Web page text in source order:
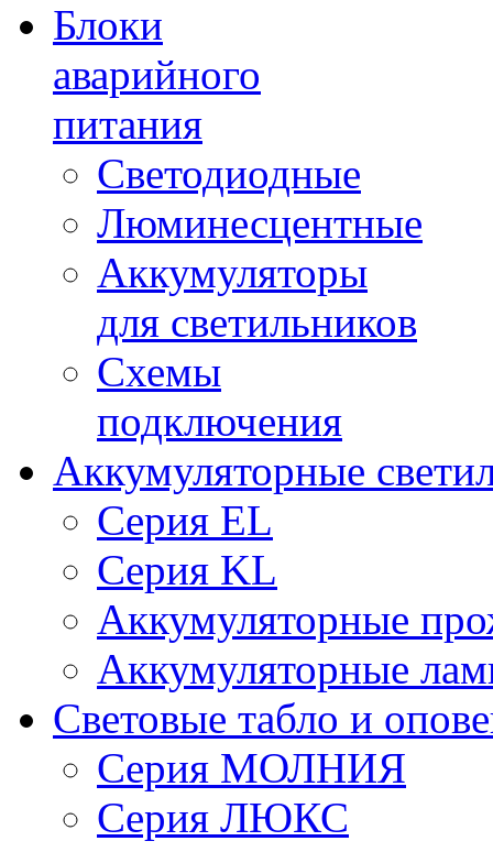
Блоки
аварийного
питания
Светодиодные
Люминесцентные
Аккумуляторы
для светильников
Схемы
подключения
Аккумуляторные
Серия EL
Серия KL
Аккумуляторные
Аккумуляторные
Световые табло и
Серия МОЛНИЯ
Серия ЛЮКС